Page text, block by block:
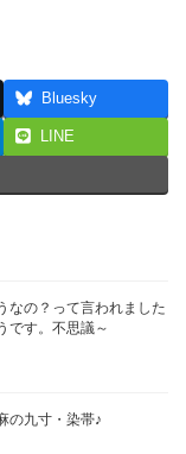
Bluesky
LINE
なの？って言われました
です。不思議～
の九寸・染帯♪